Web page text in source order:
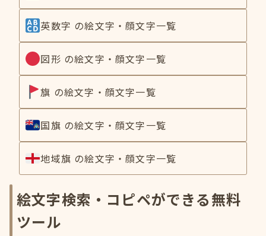
英数字 の絵文字・顔文字一覧
図形 の絵文字・顔文字一覧
旗 の絵文字・顔文字一覧
国旗 の絵文字・顔文字一覧
地域旗 の絵文字・顔文字一覧
絵文字検索・コピペができる無料
ツール